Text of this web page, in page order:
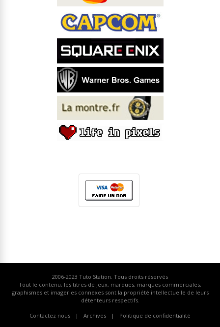
2006-2023 Tuto Station. Tous droits réservés
Tout le contenu, les titres de jeux, marques, marques commerciales,
graphismes et imageries connexes sont la propriété intellectuelle de leurs
détenteurs respectifs.
Contactez nous Archives Politique de confidentialité